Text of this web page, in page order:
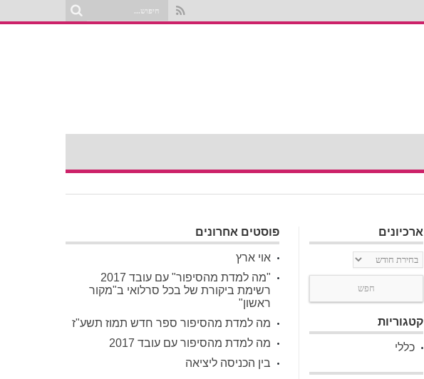
ארכיונים
ארכיונים
קטגוריות
כללי
פוסטים אחרונים
אוי ארץ
"מה למדת מהסיפור" עם עובד 2017
רשימת ביקורת של בכל סרלואי ב"מקור
ראשון"
מה למדת מהסיפור ספר חדש תמוז תשע"ז
מה למדת מהסיפור עם עובד 2017
בין הכניסה ליציאה